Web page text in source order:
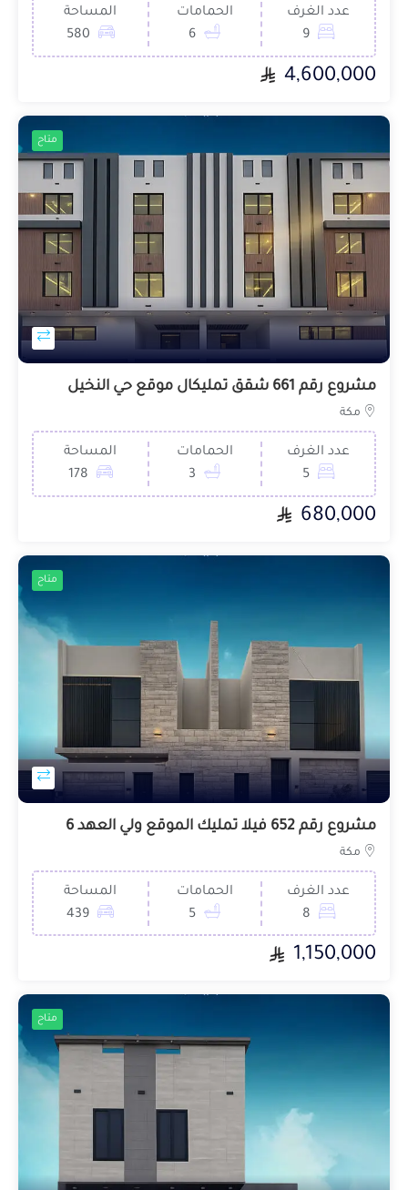
عدد الغرف
9
الحمامات
6
المساحة
580
4,600,000
متاح
مشروع رقم 661 شقق تمليكال موقع حي النخيل
مكة
عدد الغرف
5
الحمامات
3
المساحة
178
680,000
متاح
مشروع رقم 652 فيلا تمليك الموقع ولي العهد 6
مكة
عدد الغرف
8
الحمامات
5
المساحة
439
1,150,000
متاح